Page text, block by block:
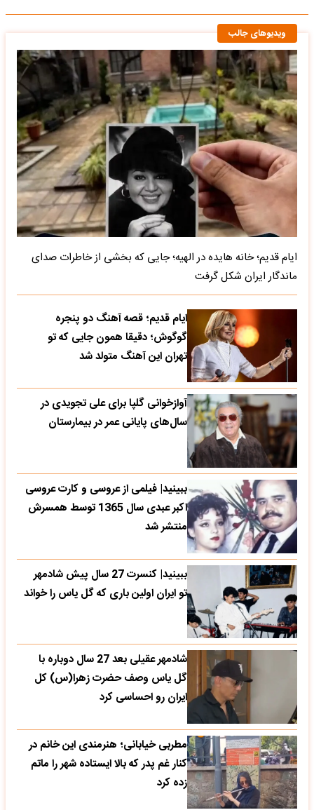
ویدیوهای جالب
ایام قدیم؛ خانه هایده در الهیه؛ جایی که بخشی از خاطرات صدای
ماندگار ایران شکل گرفت
ایام قدیم؛ قصه آهنگ دو پنجره
گوگوش؛ دقیقا همون جایی که تو
تهران این آهنگ متولد شد
آوازخوانی گلپا برای علی تجویدی در
سال‌های پایانی عمر در بیمارستان
ببینید| فیلمی از عروسی و کارت عروسی
اکبر عبدی سال 1365 توسط همسرش
منتشر شد
ببینید| کنسرت 27 سال پیش شادمهر
تو ایران اولین باری که گل یاس را خواند
شادمهر عقیلی بعد 27 سال دوباره با
گل یاس وصف حضرت زهرا(س) کل
ایران رو احساسی کرد
مطربی خیابانی؛ هنرمندی این خانم در
کنار غم پدر که بالا ایستاده شهر را ماتم
زده کرد